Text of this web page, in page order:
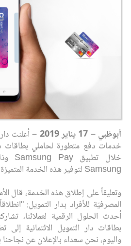
أبوظبي – 17 يناير 2019 – أعلنت
خدمات دفع متطورة لحاملي بطاقات
خلال تطبيق Samsung Pay
Samsung لتوفير هذه الخدمة المتميزة.
وتعليقاً على إطلاق هذه الخدمة، قال
المصرفيّة للأفراد بدار التمويل:
واليوم، نحن سعداء بالإعلان عن